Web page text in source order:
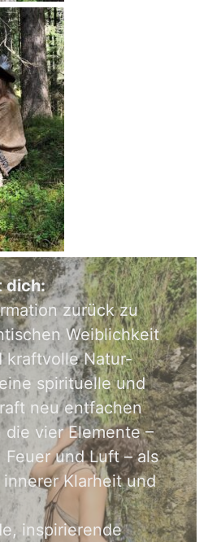
dich:
zurück zu
Weiblichkeit
kraftvolle Natur-
spirituelle und
neu entfachen
die vier Elemente –
Feuer und Luft – als
Klarheit und
inspirierende